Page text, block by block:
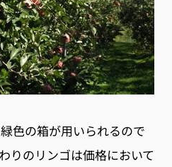
色の箱が用いられるので
りのリンゴは価格において